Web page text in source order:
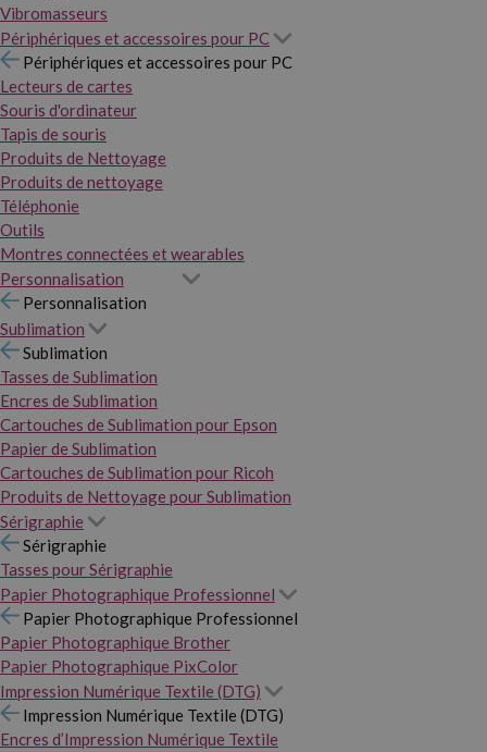
Vibromasseurs
Périphériques et accessoires pour PC
Périphériques et accessoires pour PC
Lecteurs de cartes
Souris d'ordinateur
Tapis de souris
Produits de Nettoyage
Produits de nettoyage
Téléphonie
Outils
Montres connectées et wearables
Personnalisation
Personnalisation
Sublimation
Sublimation
Tasses de Sublimation
Encres de Sublimation
Cartouches de Sublimation pour Epson
Papier de Sublimation
Cartouches de Sublimation pour Ricoh
Produits de Nettoyage pour Sublimation
Sérigraphie
Sérigraphie
Tasses pour Sérigraphie
Papier Photographique Professionnel
Papier Photographique Professionnel
Papier Photographique Brother
Papier Photographique PixColor
Impression Numérique Textile (DTG)
Impression Numérique Textile (DTG)
Encres d’Impression Numérique Textile